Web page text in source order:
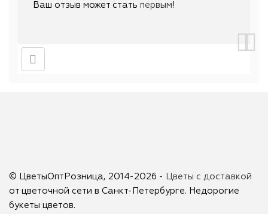
Ваш отзыв может стать первым!
© ЦветыОптРозница, 2014-2026 -
Цветы с доставкой
от цветочной сети в Санкт-Петербурге. Недорогие
букеты цветов.